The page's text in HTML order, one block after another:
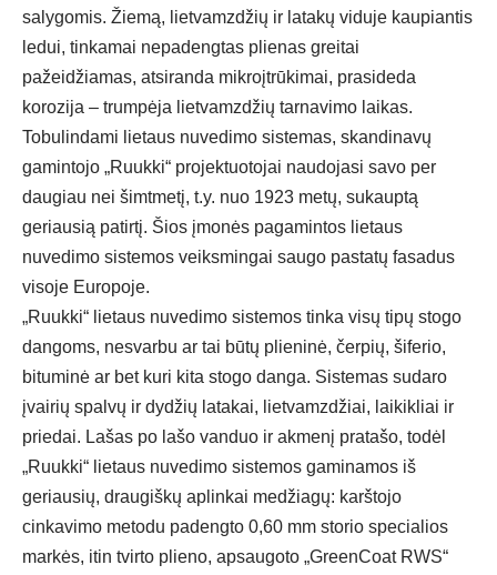
salygomis. Žiemą, lietvamzdžių ir latakų viduje kaupiantis
ledui, tinkamai nepadengtas plienas greitai
pažeidžiamas, atsiranda mikroįtrūkimai, prasideda
korozija – trumpėja lietvamzdžių tarnavimo laikas.
Tobulindami lietaus nuvedimo sistemas, skandinavų
gamintojo „Ruukki“ projektuotojai naudojasi savo per
daugiau nei šimtmetį, t.y. nuo 1923 metų, sukauptą
geriausią patirtį. Šios įmonės pagamintos lietaus
nuvedimo sistemos veiksmingai saugo pastatų fasadus
visoje Europoje.
„Ruukki“ lietaus nuvedimo sistemos tinka visų tipų stogo
dangoms, nesvarbu ar tai būtų plieninė, čerpių, šiferio,
bituminė ar bet kuri kita stogo danga. Sistemas sudaro
įvairių spalvų ir dydžių latakai, lietvamzdžiai, laikikliai ir
priedai. Lašas po lašo vanduo ir akmenį pratašo, todėl
„Ruukki“ lietaus nuvedimo sistemos gaminamos iš
geriausių, draugiškų aplinkai medžiagų: karštojo
cinkavimo metodu padengto 0,60 mm storio specialios
markės, itin tvirto plieno, apsaugoto „GreenCoat RWS“